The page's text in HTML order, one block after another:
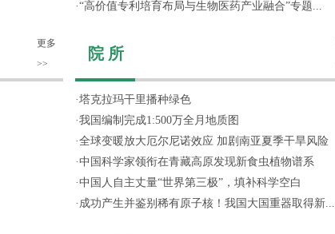
更多
>>
·“高价值专利培育布局与生物医药产业融合”专题...
院 所
·塔克拉玛干里播种绿色
·我国编制完成1:500万全月地质图
·全球变暖放大厄尔尼诺效应 加剧南亚夏季干旱风险
·中国科学家领衔在青藏高原发现新食虫植物谱系
·中国人自主丈量“世界第三极”，填补科学空白
· 成功产生并鉴别稀有原子核！我国大国重器取得新...